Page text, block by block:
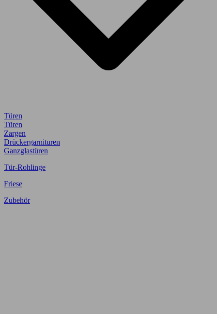
Türen
Türen
Zargen
Drückergarnituren
Ganzglastüren
Tür-Rohlinge
Friese
Zubehör